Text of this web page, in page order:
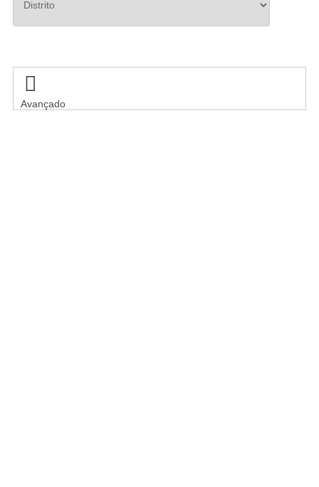

Avançado